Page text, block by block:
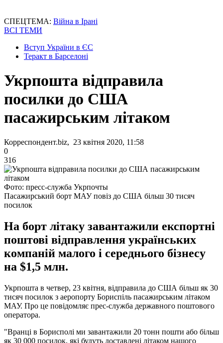
СПЕЦТЕМА: Війна в Ірані
ВСІ ТЕМИ
Вступ України в ЄС
Теракт в Барселоні
Укрпошта відправила
посилки до США
пасажирським літаком
Корреспондент.biz, 23 квітня 2020, 11:58
0
316
Фото: пресс-служба Укрпочты
Пасажирський борт МАУ повіз до США більш 30 тисяч
посилок
На борт літаку завантажили експортні
поштові відправлення українських
компаній малого і середнього бізнесу
на $1,5 млн.
Укрпошта в четвер, 23 квітня, відправила до США більш як 30
тисяч посилок з аеропорту Бориспіль пасажирським літаком
МАУ. Про це повідомляє прес-служба державного поштового
оператора.
"Вранці в Борисполі ми завантажили 20 тонн пошти або більш
як 30 000 посилок, які будуть доставлені літаком нашого